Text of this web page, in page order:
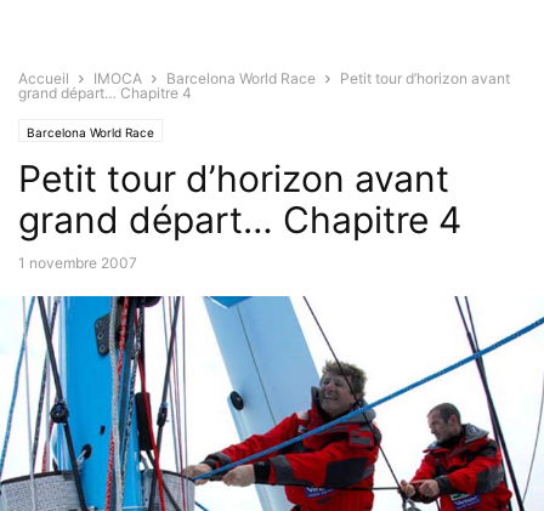
Accueil IMOCA Barcelona World Race
Petit tour d’horizon avant
grand départ… Chapitre 4
Barcelona World Race
Petit tour d’horizon avant
grand départ… Chapitre 4
1 novembre 2007